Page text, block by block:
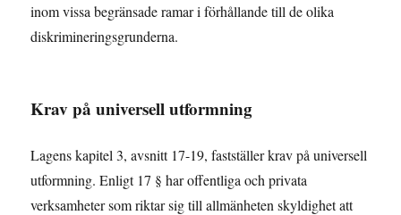
inom vissa begränsade ramar i förhållande till de olika
diskrimineringsgrunderna.
Krav på universell utformning
Lagens kapitel 3, avsnitt 17-19, fastställer krav på universell
utformning. Enligt 17 § har offentliga och privata
verksamheter som riktar sig till allmänheten skyldighet att